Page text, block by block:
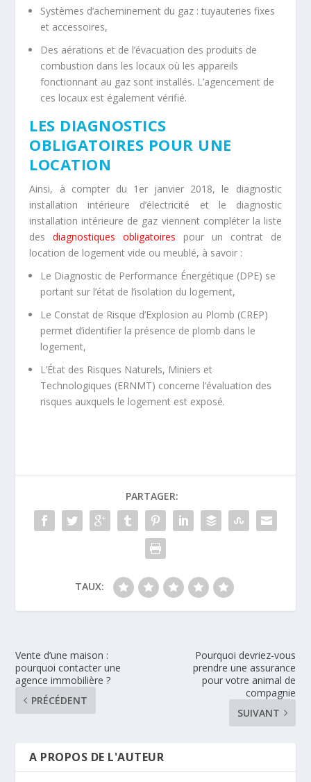
Systèmes d’acheminement du gaz : tuyauteries fixes
et accessoires,
Des aérations et de l’évacuation des produits de
combustion dans les locaux où les appareils
fonctionnant au gaz sont installés. L’agencement de
ces locaux est également vérifié.
LES DIAGNOSTICS
OBLIGATOIRES POUR UNE
LOCATION
Ainsi, à compter du 1 er janvier 2018, le diagnostic
installation intérieure d’électricité et le diagnostic
installation intérieure de gaz viennent compléter la liste
desdiagnostiques obligatoires pour un contrat de
location de logement vide ou meublé, à savoir :
Le Diagnostic de Performance Énergétique (DPE) se
portant sur l’état de l’isolation du logement,
Le Constat de Risque d’Explosion au Plomb (CREP)
permet d’identifier la présence de plomb dans le
logement,
L’État des Risques Naturels, Miniers et
Technologiques (ERNMT) concerne l’évaluation des
risques auxquels le logement est exposé.
PARTAGER:
TAUX:
Vente d’une maison :
pourquoi contacter une
agence immobilière ?
PRÉCÉDENT
Pourquoi devriez-vous
prendre une assurance
pour votre animal de
compagnie
SUIVANT
A PROPOS DE L'AUTEUR